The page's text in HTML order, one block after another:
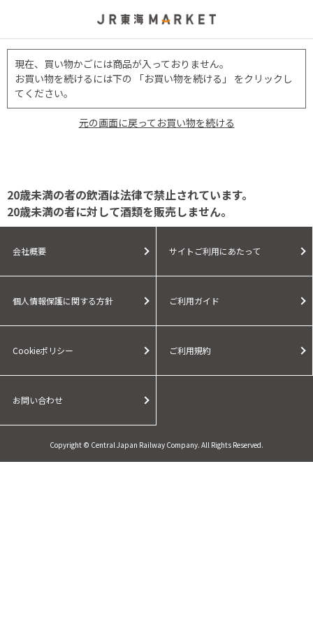
現在、買い物かごには商品が入っておりません。
お買い物を続けるには下の 「お買い物を続ける」 をクリックし
てください。
元の画面に戻ってお買い物を続ける
20歳未満の者の飲酒は法律で禁止されています。
20歳未満の者に対して酒類を販売しません。
会社概要 サイトご利用にあたって
個人情報保護に関する方針 ご利用ガイド
Cookieポリシー ご利用規約
お問い合わせ
Copyright © Central Japan Railway Company. All Rights Reserved.